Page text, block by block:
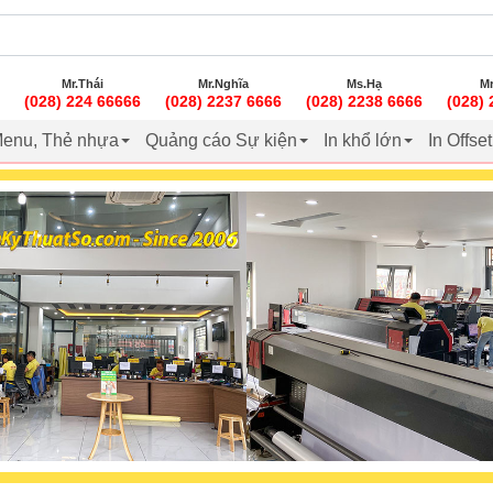
Mr.Thái
(028) 224 66666
Mr.Nghĩa
(028) 2237 6666
Ms.Hạ
(028) 2238 6666 (028)
Thẻ nhựa Quảng cáo Sự kiện In khổ lớn In